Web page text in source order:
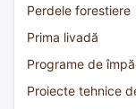
Perdele forestiere
Prima livadă
Programe de
Proiecte tehnice